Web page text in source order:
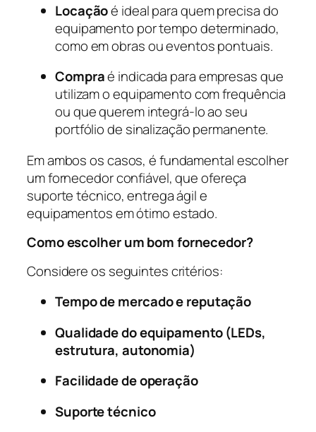
Locaçãoé ideal para quem precisa do
equipamento por tempo determinado,
como em obras ou eventos pontuais.
Compraé indicada para empresas que
utilizam o equipamento com frequência
ou que querem integrá-lo ao seu
portfólio de sinalização permanente.
Em ambos os casos, é fundamental escolher
um fornecedor confiável, que ofereça
suporte técnico, entrega ágil e
equipamentos em ótimo estado.
Como escolher um bom fornecedor?
Considere os seguintes critérios:
Tempo de mercado e reputação
Qualidade do equipamento (LEDs,
estrutura, autonomia)
Facilidade de operação
Suporte técnico